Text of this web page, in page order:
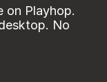
on Playhop.
No